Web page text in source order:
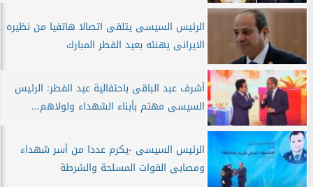
الرئيس السيسى يتلقى اتصالا هاتفيا من نظيره
الايرانى يهنئه بعيد الفطر المبارك
أشرف عبد الباقى باحتفالية عيد الفطر: الرئيس
السيسى مهتم بأبناء الشهداء ولولاهم...
الرئيس السيسى -يكرم عددا من أسر شهداء
ومصابى القوات المسلحة والشرطة